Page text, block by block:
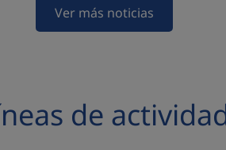
Ver más noticias
de